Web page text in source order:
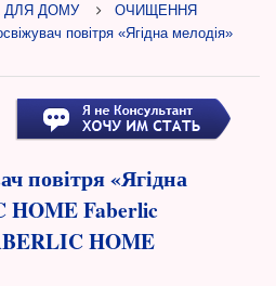
ДЛЯ ДОМУ
ОЧИЩЕННЯ
повітря «Ягідна мелодія»
повітря «Ягідна
HOME Faberlic
HOME